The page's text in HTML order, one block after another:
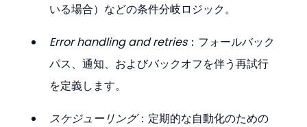
いる場合）などの条件分岐ロジック。
Error handling and retries：フォールバック
パス、通知、およびバックオフを伴う再試行
を定義します。
スケジューリング：定期的な自動化のための